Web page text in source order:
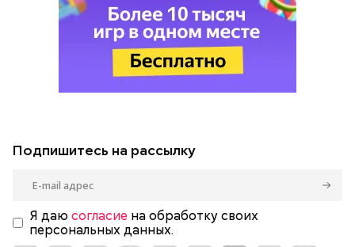
Подпишитесь на рассылку
Я даю согласие на обработку своих
персональных данных.